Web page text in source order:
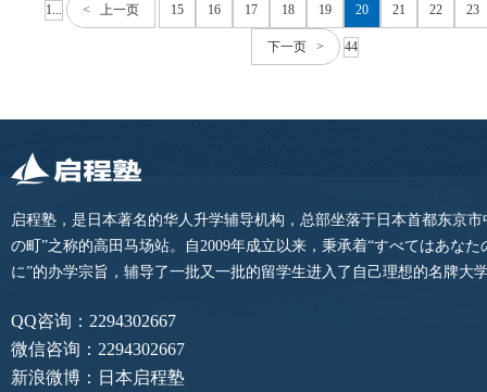
1... < 上一页 15 16 17 18 19 20 21 22 23
下一页 > 44
启程塾，是日本著名的华人升学辅导机构，总部坐落于日本首都东京市
の町”之称的高田马场站。自2009年成立以来，秉承着“すべてはあなた
に”的办学宗旨，辅导了一批又一批的留学生进入了自己理想的名牌大
QQ咨询：2294302667
微信咨询：2294302667
新浪微博：日本启程塾